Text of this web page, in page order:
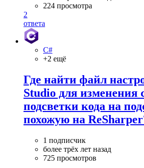
224 просмотра
2
ответа
C#
+2 ещё
Где найти файл
Studio для изменения
подсветки кода на
похожую на
1 подписчик
более трёх лет назад
725 просмотров